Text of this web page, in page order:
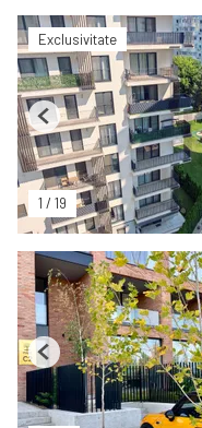
Exclusivitate
1 / 19
Previous
Previous